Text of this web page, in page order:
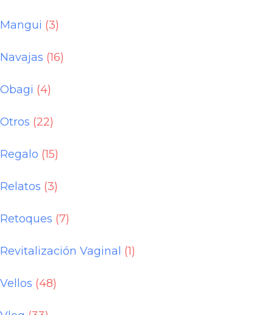
Mangui (3)
Navajas (16)
Obagi (4)
Otros (22)
Regalo (15)
Relatos (3)
Retoques (7)
Revitalización Vaginal (1)
Vellos (48)